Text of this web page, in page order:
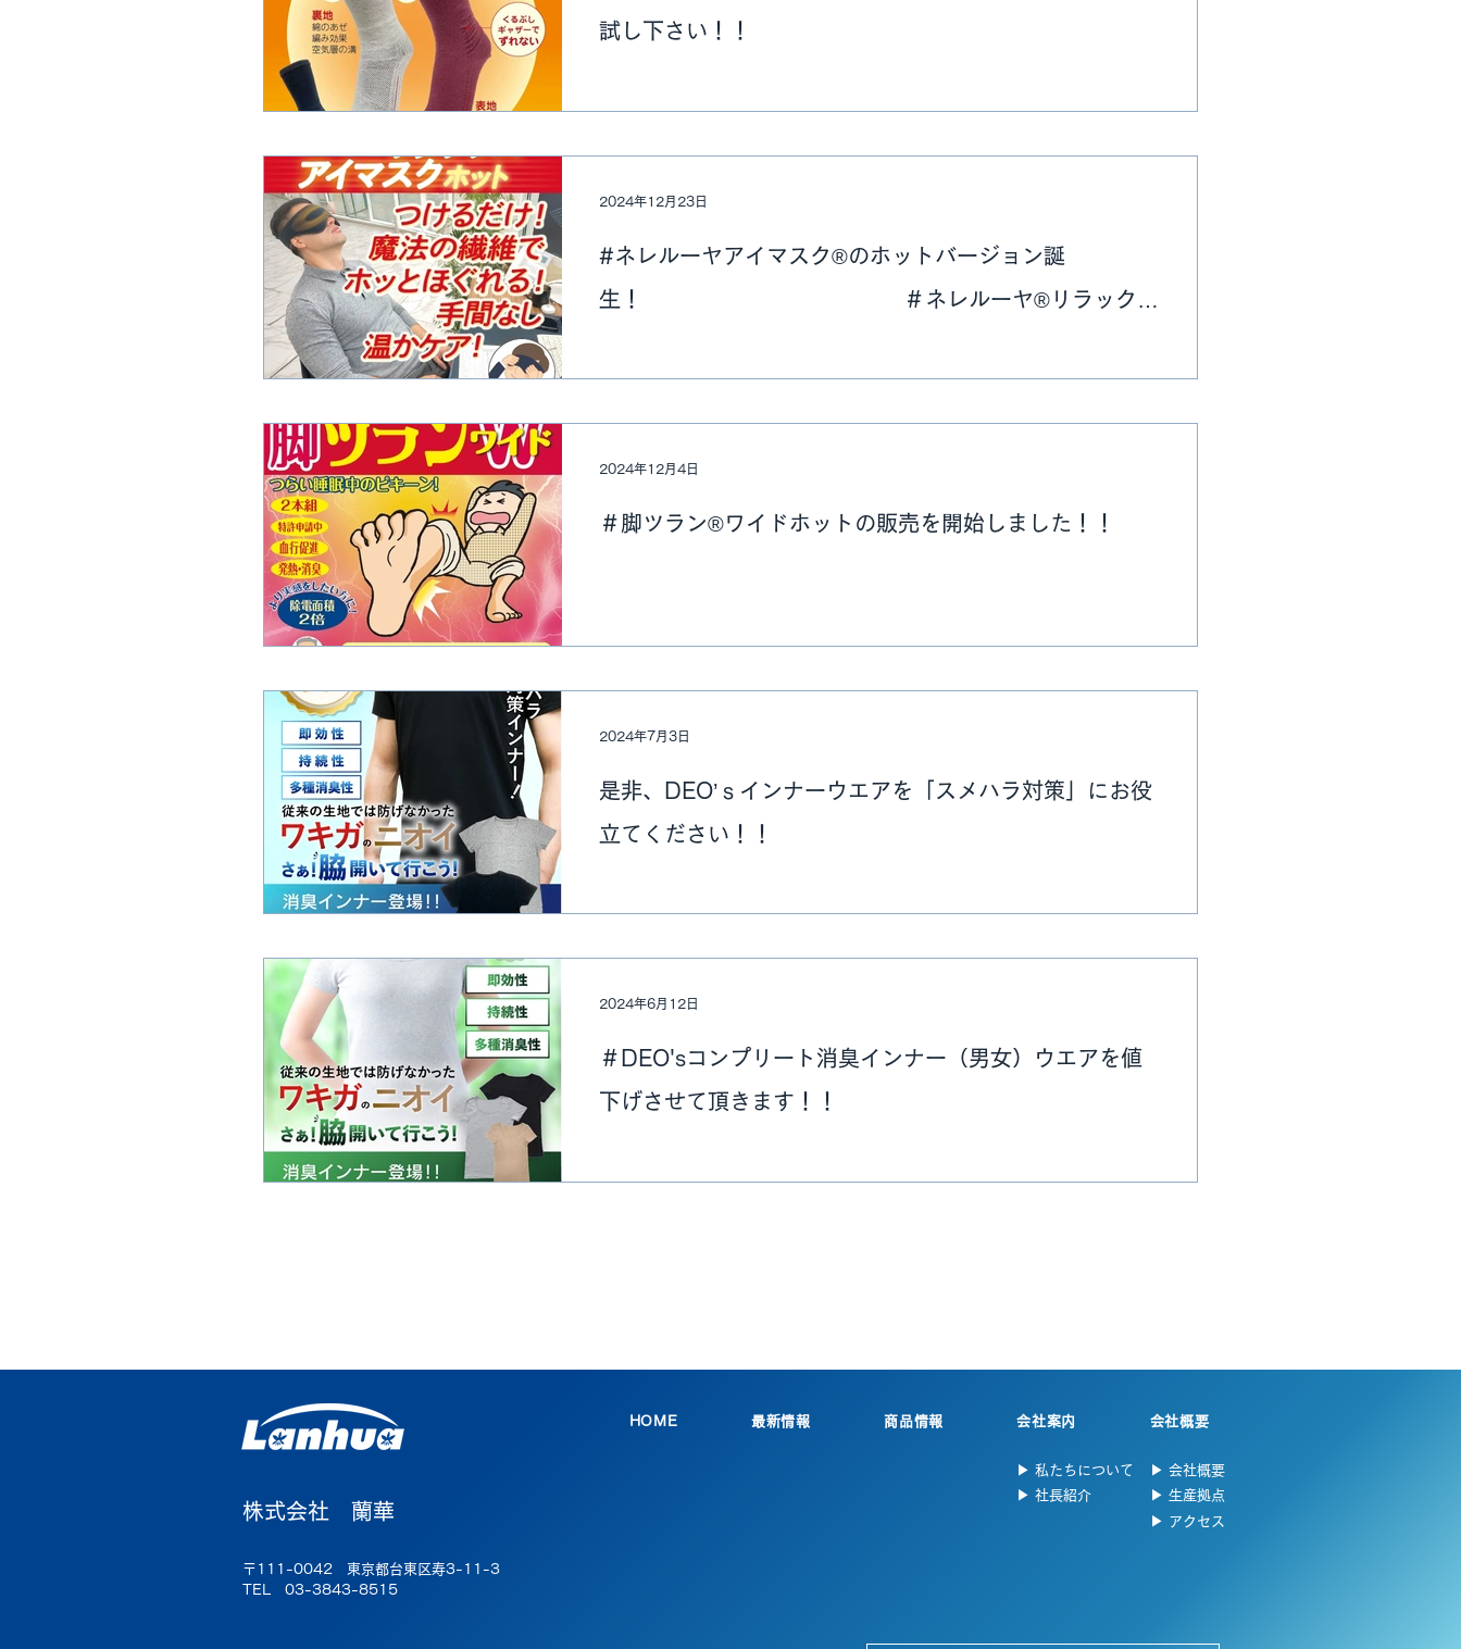
試し下さい！！
#ネレルーヤアイマスク®のホットバージョン誕
生！ ＃ネレルーヤ®リラックス
パソコン、携帯、ゲーム疲れ、不眠の解消に是非お試し
下さい！！
2024年12月23日
＃脚ツラン®ワイドホットの販売を開始しました！！
2024年12月4日
是非、DEO’ｓインナーウエアを「スメハラ対策」にお役
立てください！！
2024年7月3日
＃DEO'sコンプリート消臭インナー（男女）ウエアを値
下げさせて頂きます！！
2024年6月12日
株式会社 蘭華
HOME 最新情報 商品情報 会社案内 会社概要
▶︎ 私たちについて
▶︎ 会社概要
▶︎ 社長紹介
▶︎ 生産拠点
▶︎ アクセス
〒111-0042 東京都台東区寿3-11-3
TEL 03-3843-8515